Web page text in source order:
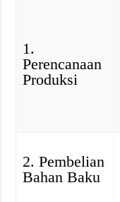
1.
Perencanaan
Produksi
2. Pembelian
Bahan Baku